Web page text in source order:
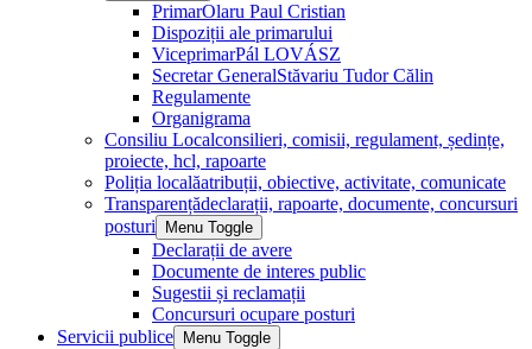
PrimarOlaru Paul Cristian
Dispoziții ale primarului
ViceprimarPál LOVÁSZ
Secretar GeneralStăvariu Tudor Călin
Regulamente
Organigrama
Consiliu Localconsilieri, comisii, regulament, ședințe,
proiecte, hcl, rapoarte
Poliția localăatribuții, obiective, activitate, comunicate
Transparențădeclarații, rapoarte, documente, concursuri
posturi
Menu Toggle
Declarații de avere
Documente de interes public
Sugestii și reclamații
Concursuri ocupare posturi
Servicii publice
Menu Toggle